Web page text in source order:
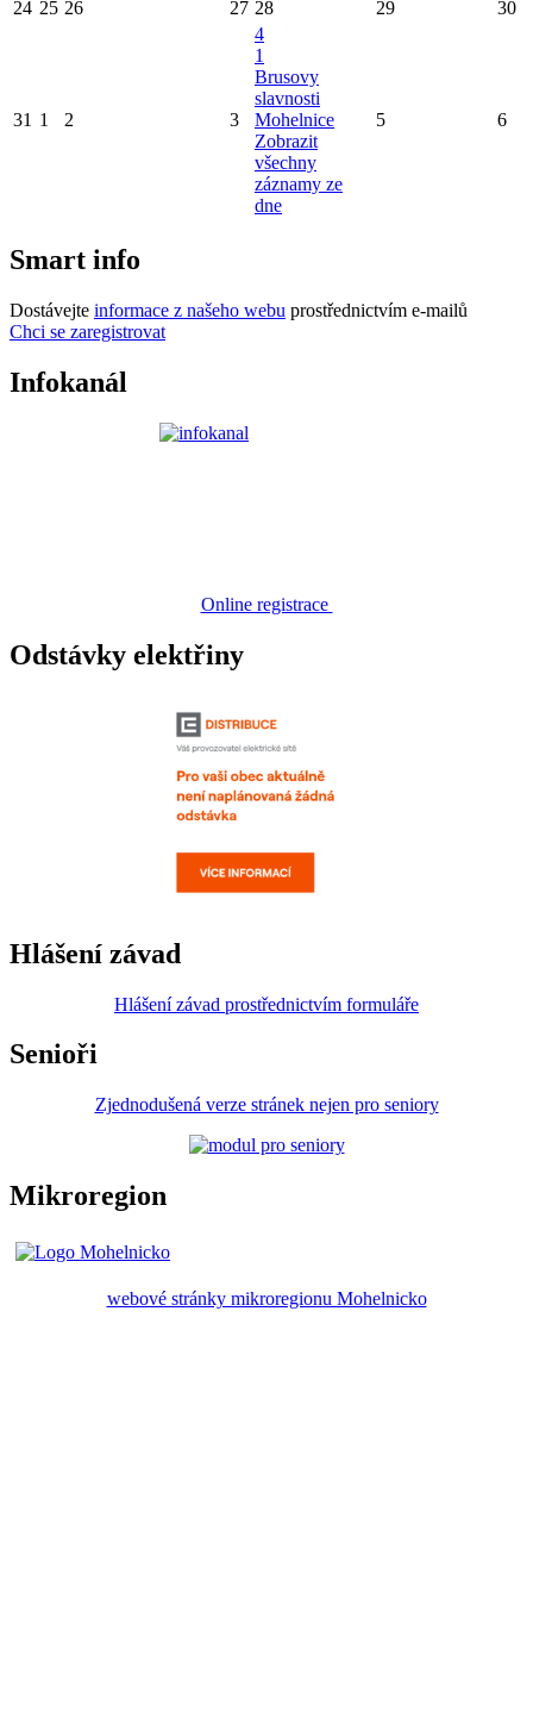
24 25 26 27 28 29 30
31 1 2 3
4
1
Brusovy
slavnosti
Mohelnice
Zobrazit
všechny
záznamy ze
dne
5 6
Smart info
Dostávejte informace z našeho webu prostřednictvím e-mailů
Chci se zaregistrovat
Infokanál
Online registrace
Odstávky elektřiny
Hlášení závad
Hlášení závad prostřednictvím formuláře
Senioři
Zjednodušená verze stránek nejen pro seniory
Mikroregion
webové stránky mikroregionu Mohelnicko